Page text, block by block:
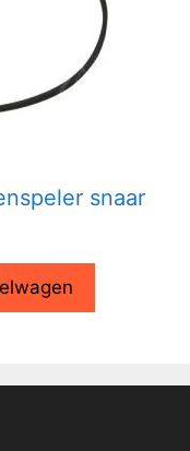
snaar